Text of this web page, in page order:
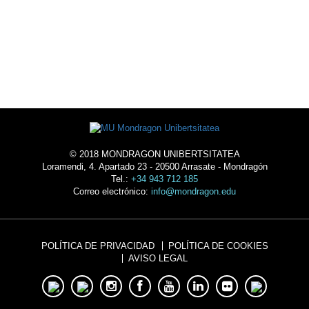
© 2018 MONDRAGON UNIBERTSITATEA
Loramendi, 4. Apartado 23 - 20500 Arrasate - Mondragón
Tel.: +34 943 712 185
Correo electrónico: info@mondragon.edu
POLÍTICA DE PRIVACIDAD
POLÍTICA DE COOKIES
AVISO LEGAL